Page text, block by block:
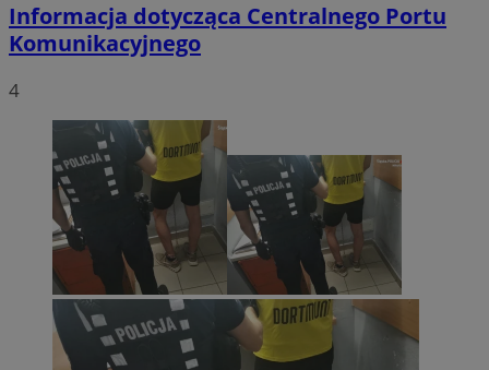
Informacja dotycząca Centralnego Portu
Komunikacyjnego
4